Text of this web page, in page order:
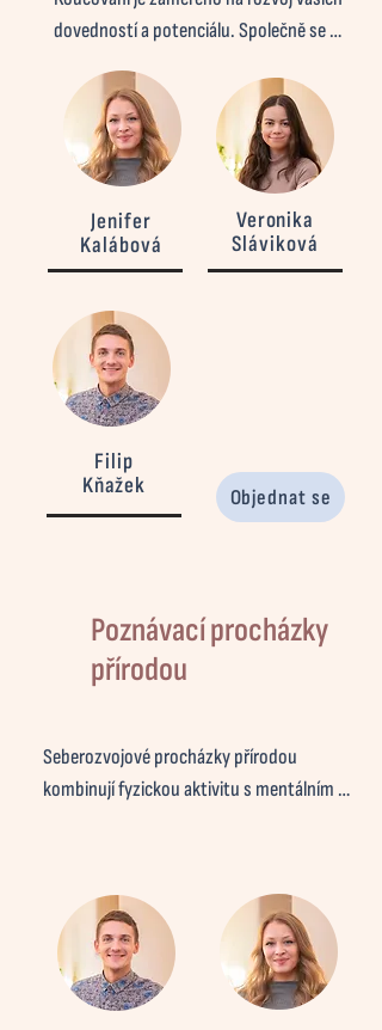
dovedností a potenciálu. Společně se
vytvoříme konkrétní kroky k dosažení
vašich cílů. Náš koučink vás podpoří ve
vytváření vlastní vize a pomůže vám najít
praktické způsoby, jak tuto vizi realizovat
– ať už v osobním nebo profesním životě.
Zaměřujeme se na přítomnost a na to, jak
budoucnost.
Jenifer
Kalábová
Veronika
Sláviková
Filip
Kňažek
Objednat se
Poznávací procházky
přírodou
Seberozvojové procházky přírodou
kombinují fyzickou aktivitu s mentálním
vhledům. Procházky doplňujeme
terapeutickými a koučovacími prvky a jsou
ideální jak ve skupinách, tak individuálně
formou koučovací procházky.